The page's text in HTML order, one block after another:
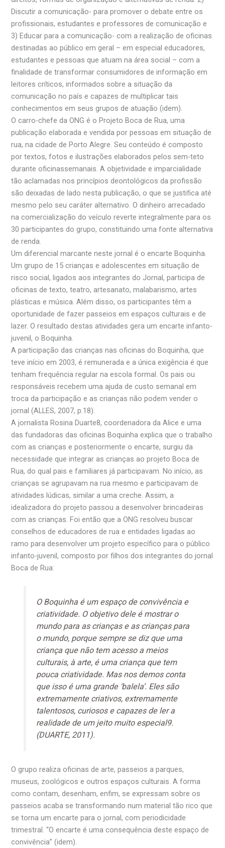
Discutir a comunicação- para promover o debate entre os
profissionais, estudantes e professores de comunicação e
3) Educar para a comunicação- com a realização de oficinas
destinadas ao público em geral – em especial educadores,
estudantes e pessoas que atuam na área social – com a
finalidade de transformar consumidores de informação em
leitores críticos, informados sobre a situação da
comunicação no país e capazes de multiplicar tais
conhecimentos em seus grupos de atuação (idem).
O carro-chefe da ONG é o Projeto Boca de Rua, uma
publicação elaborada e vendida por pessoas em situação de
rua, na cidade de Porto Alegre. Seu conteúdo é composto
por textos, fotos e ilustrações elaborados pelos sem-teto
durante oficinassemanais. A objetividade e imparcialidade
tão aclamadas nos princípios deontológicos da profissão
são deixadas de lado nesta publicação, o que se justifica até
mesmo pelo seu caráter alternativo. O dinheiro arrecadado
na comercialização do veículo reverte integralmente para os
30 participantes do grupo, constituindo uma fonte alternativa
de renda.
Um diferencial marcante neste jornal é o encarte Boquinha.
Um grupo de 15 crianças e adolescentes em situação de
risco social, ligados aos integrantes do Jornal, participa de
oficinas de texto, teatro, artesanato, malabarismo, artes
plásticas e música. Além disso, os participantes têm a
oportunidade de fazer passeios em espaços culturais e de
lazer. O resultado destas atividades gera um encarte infanto-
juvenil, o Boquinha.
A participação das crianças nas oficinas do Boquinha, que
teve início em 2003, é remunerada e a única exigência é que
tenham frequência regular na escola formal. Os pais ou
responsáveis recebem uma ajuda de custo semanal em
troca da participação e as crianças não podem vender o
jornal (ALLES, 2007, p.18).
A jornalista Rosina Duarte8, coordenadora da Alice e uma
das fundadoras das oficinas Boquinha explica que o trabalho
com as crianças e posteriormente o encarte, surgiu da
necessidade que integrar as crianças ao projeto Boca de
Rua, do qual pais e familiares já participavam. No início, as
crianças se agrupavam na rua mesmo e participavam de
atividades lúdicas, similar a uma creche. Assim, a
idealizadora do projeto passou a desenvolver brincadeiras
com as crianças. Foi então que a ONG resolveu buscar
conselhos de educadores de rua e entidades ligadas ao
ramo para desenvolver um projeto específico para o público
infanto-juvenil, composto por filhos dos integrantes do jornal
Boca de Rua:
O Boquinha é um espaço de convivência e
criatividade. O objetivo dele é mostrar o
mundo para as crianças e as crianças para
o mundo, porque sempre se diz que uma
criança que não tem acesso a meios
culturais, à arte, é uma criança que tem
pouca criatividade. Mas nos demos conta
que isso é uma grande ‘balela’. Eles são
extremamente criativos, extremamente
talentosos, curiosos e capazes de ler a
realidade de um jeito muito especial9.
(DUARTE, 2011).
O grupo realiza oficinas de arte, passeios a parques,
museus, zoológicos e outros espaços culturais. A forma
como contam, desenham, enfim, se expressam sobre os
passeios acaba se transformando num material tão rico que
se torna um encarte para o jornal, com periodicidade
trimestral. “O encarte é uma consequência deste espaço de
convivência” (idem).